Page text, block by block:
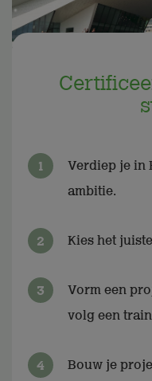
Verdiep je in
ambitie.
Kies het
Vorm een
volg een
Bouw je